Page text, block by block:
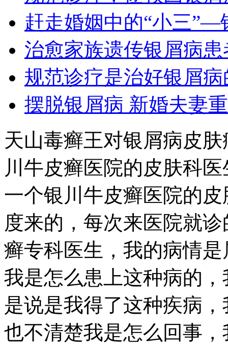
赶走婚姻中的“小三”—
治愈家族遗传银屑病
规范诊疗是治好银屑
摆脱银屑病 新婚夫妻
天山毒癣王对银屑病皮
川牛皮癣医院的皮肤科
一个银川牛皮癣医院的
度来的，每次来医院就
癣专科医生，我的病情
我是怎么患上这种病的
是说是我得了这种疾病
也不清楚我是怎么回事